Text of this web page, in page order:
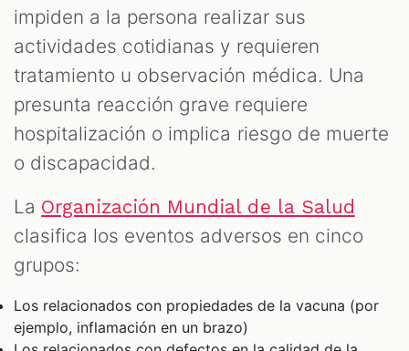
impiden a la persona realizar sus
actividades cotidianas y requieren
tratamiento u observación médica. Una
presunta reacción grave requiere
hospitalización o implica riesgo de muerte
o discapacidad.
La Organización Mundial de la Salud
clasifica los eventos adversos en cinco
grupos:
Los relacionados con propiedades de la vacuna (por
ejemplo, inflamación en un brazo)